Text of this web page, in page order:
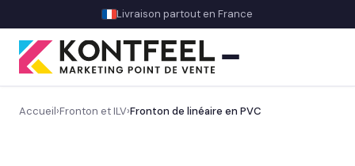
Livraison partout en France
Accueil›Fronton et ILV›Fronton de linéaire en PVC